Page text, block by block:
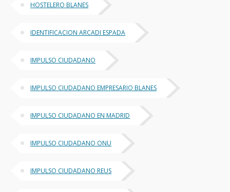
HOSTELERO BLANES
IDENTIFICACION ARCADI ESPADA
IMPULSO CIUDADANO
IMPULSO CIUDADANO EMPRESARIO BLANES
IMPULSO CIUDADANO EN MADRID
IMPULSO CIUDADANO ONU
IMPULSO CIUDADANO REUS